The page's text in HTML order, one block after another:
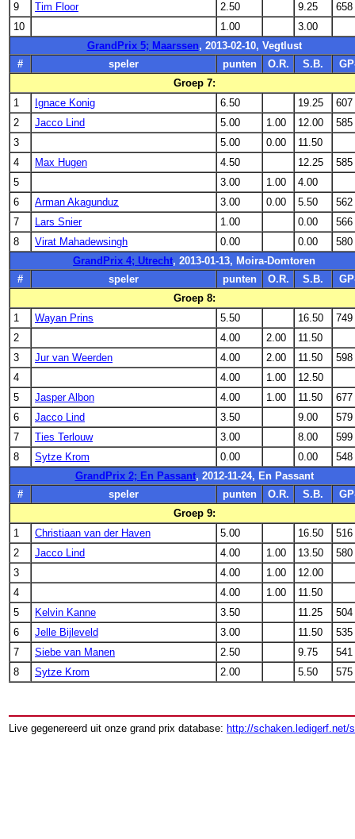
9
Tim Floor 2.50 9.25
658
10
1.00
3.00
GrandPrix 5; Maarssen, 2013-02-10, Vegtlust
#
speler punten O.R. S.B.
Groep 7:
1
Ignace Konig 6.50 19.25
607
2
Jacco Lind 5.00 1.00 12.00
585
3
5.00 0.00
11.50
4
Max Hugen 4.50 12.25
585
5
3.00 1.00
4.00
6
Arman Akagunduz 3.00 0.00 5.50
562
7
Lars Snier 1.00 0.00
566
8
Virat Mahadewsingh 0.00 0.00
580
GrandPrix 4; Utrecht, 2013-01-13, Moira-Domtoren
#
speler punten O.R. S.B.
Groep 8:
1
Wayan Prins 5.50 16.50
749
2
4.00 2.00
11.50
3
Jur van Weerden 4.00 2.00 11.50
598
4
4.00 1.00
12.50
5
Jasper Albon 4.00 1.00 11.50
677
6
Jacco Lind 3.50 9.00
579
7
Ties Terlouw 3.00 8.00
599
8
Sytze Krom 0.00 0.00
548
GrandPrix 2; En Passant, 2012-11-24, En Passant
#
speler punten O.R. S.B.
Groep 9:
1
Christiaan van der Haven 5.00 16.50
516
2
Jacco Lind 4.00 1.00 13.50
580
3
4.00 1.00
12.00
4
4.00 1.00
11.50
5
Kelvin Kanne 3.50 11.25
504
6
Jelle Bijleveld 3.00 11.50
535
7
Siebe van Manen 2.50 9.75
541
8
Sytze Krom 2.00 5.50 575
Live gegenereerd uit onze grand prix database: http://schaken.ledigerf.net/